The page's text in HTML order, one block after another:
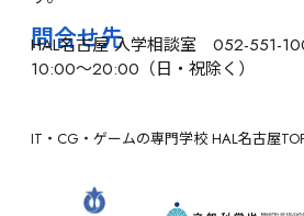
問合せ先
HAL名古屋 入学相談室 052-551-
10:00～20:00（日・祝除く）
IT・CG・ゲームの専門学校 HAL名古屋